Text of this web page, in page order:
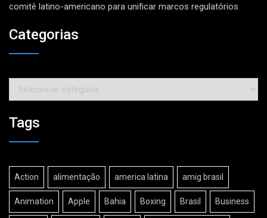
comitê latino-americano para unificar marcos regulatórios
Categorias
Tags
Action alimentação america latina amig brasil
Animation Apple Bahia Boxing Brasil Business